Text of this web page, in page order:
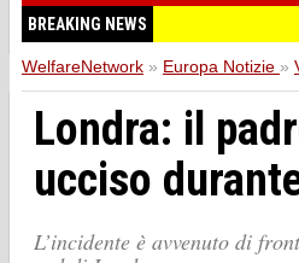
BREAKING NEWS
WelfareNetwork » Europa Notizie »
Londra: il
ucciso
L’incidente è avvenuto di